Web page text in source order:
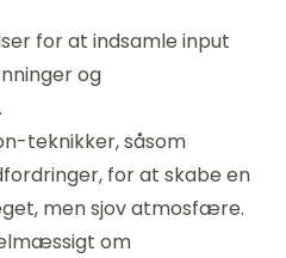
for at indsamle input
og
teknikker, såsom
for at skabe en
men sjov atmosfære.
om